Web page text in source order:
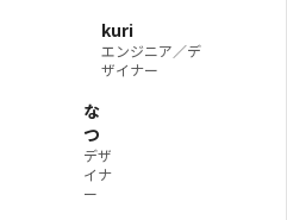
kuri
エンジニア／デ
ザイナー
な
つ
デザ
イナ
ー